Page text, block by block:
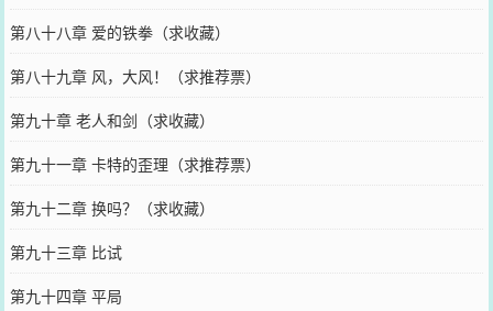
第八十八章 爱的铁拳（求收藏）
第八十九章 风，大风！（求推荐票）
第九十章 老人和剑（求收藏）
第九十一章 卡特的歪理（求推荐票）
第九十二章 换吗？（求收藏）
第九十三章 比试
第九十四章 平局